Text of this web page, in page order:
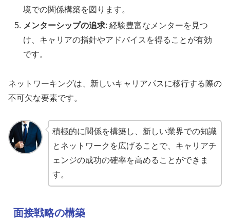
境での関係構築を図ります。
メンターシップの追求: 経験豊富なメンターを見つ
け、キャリアの指針やアドバイスを得ることが有効
です。
ネットワーキングは、新しいキャリアパスに移行する際の
不可欠な要素です。
積極的に関係を構築し、新しい業界での知識
とネットワークを広げることで、キャリアチ
ェンジの成功の確率を高めることができま
す。
面接戦略の構築